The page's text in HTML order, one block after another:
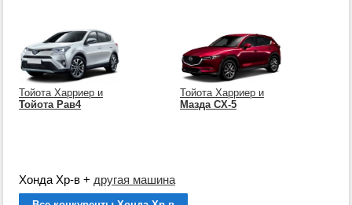
Тойота Харриер и
Тойота Рав4
Тойота Харриер и
Мазда СХ-5
Хонда Хр-в + другая машина